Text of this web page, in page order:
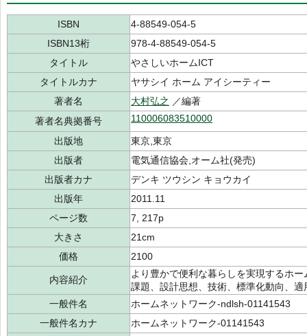
ISBN
4-88549-054-5
ISBN13桁
978-4-88549-054-5
タイトル
やさしいホームICT
タイトルカナ
ヤサシイ ホーム アイシーティー
著者名
大村弘之 ／編著
著者名典拠番号
110006083510000
出版地
東京,東京
出版者
電気通信協会,オーム社(発売)
出版者カナ
デンキ ツウシン キョウカイ
出版年
2011.11
ページ数
7, 217p
大きさ
21cm
価格
2100
内容紹介
より豊かで便利な暮らしを実現するホ
課題、設計思想、技術、標準化動向、
一般件名
ホームネットワーク-ndlsh-01141543
一般件名カナ
ホームネットワーク-01141543